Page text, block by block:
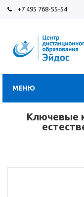
+7 495 768-55-54
МЕНЮ
Ключевые